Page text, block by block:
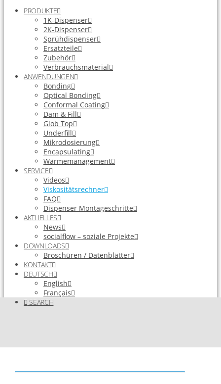
PRODUKTE
1K-Dispenser
2K-Dispenser
Sprühdispenser
Ersatzteile
Zubehör
Verbrauchsmaterial
ANWENDUNGEN
Bonding
Optical Bonding
Conformal Coating
Dam & Fill
Glob Top
Underfill
Mikrodosierung
Encapsulating
Wärmemanagement
SERVICE
Videos
Viskositätsrechner
FAQ
Dispenser Montageschritte
AKTUELLES
News
socialflow – soziale Projekte
DOWNLOADS
Broschüren / Datenblätter
KONTAKT
DEUTSCH
English
Français
SEARCH